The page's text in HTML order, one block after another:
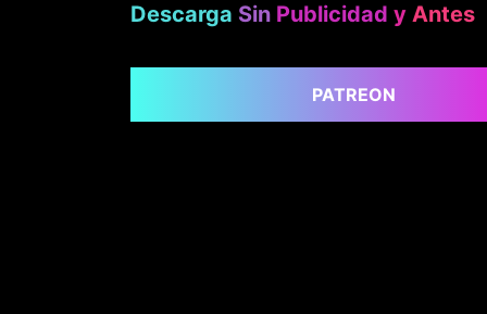
Descarga Sin Publicidad y Antes
PATREON